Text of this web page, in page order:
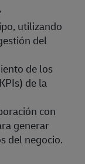
utilizando
del
de los
de la
con
generar
del negocio.